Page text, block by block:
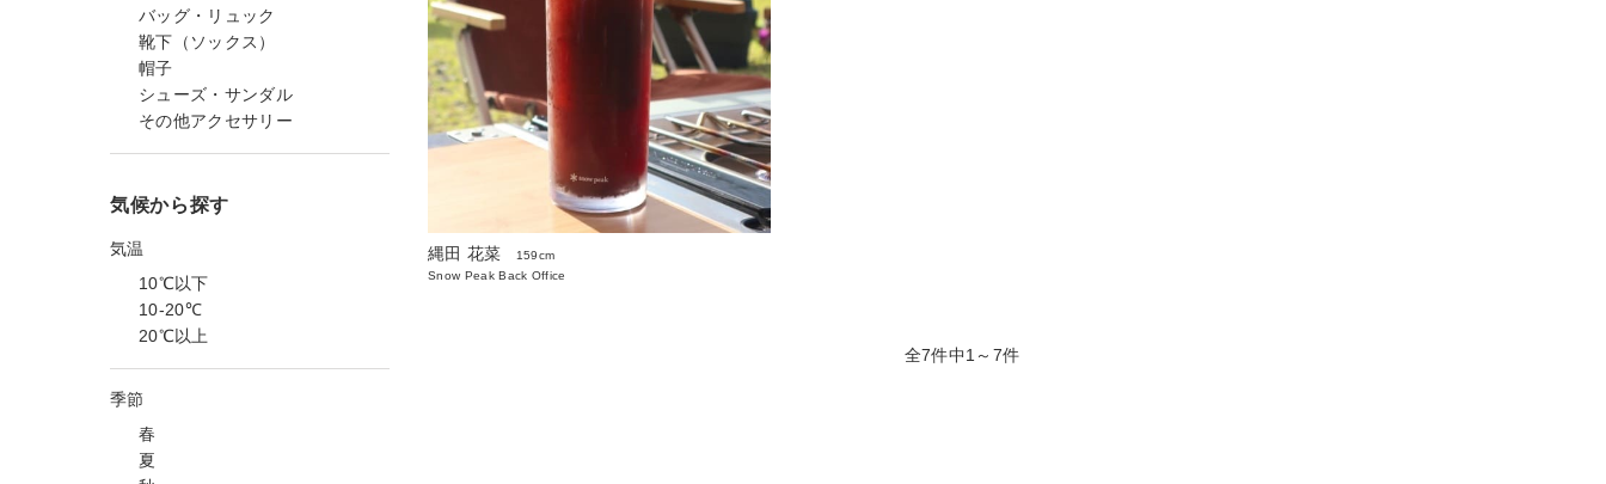
バッグ・リュック
靴下（ソックス）
帽子
シューズ・サンダル
その他アクセサリー
気候から探す
気温
10℃以下
10-20℃
20℃以上
季節
春
夏
縄田 花菜
159cm
Snow Peak Back Office
全7件中1～7件